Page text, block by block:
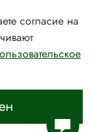
согласие на